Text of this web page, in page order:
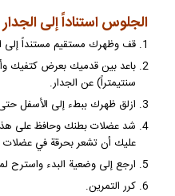
الجلوس استناداً إلى الجدار
قف وظهرك مستقيم مستنداً إلى
سنتيمتراً) عن الجدار.
ازلق ظهرك ببطء إلى الأسفل
عليك أن تشعر بحرقة في
ارجع إلى وضعية البدء واسترح لمدة 30
كرر التمرين.